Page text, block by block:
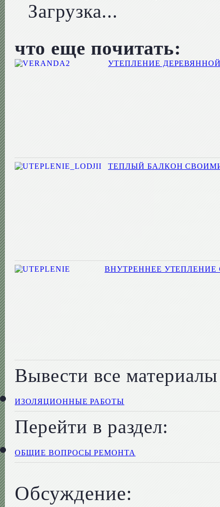
Загрузка...
что еще почитать:
УТЕПЛЕНИЕ
ТЕПЛЫЙ БАЛКОН
ВНУТРЕННЕЕ
Вывести все
ИЗОЛЯЦИОННЫЕ РАБОТЫ
Перейти в раздел:
ОБЩИЕ ВОПРОСЫ РЕМОНТА
Обсуждение: